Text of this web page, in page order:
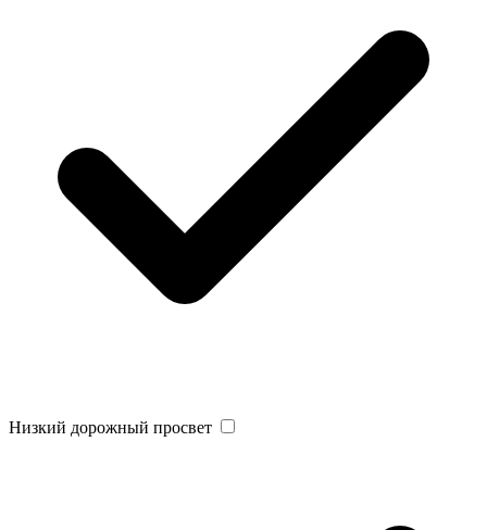
Низкий дорожный просвет